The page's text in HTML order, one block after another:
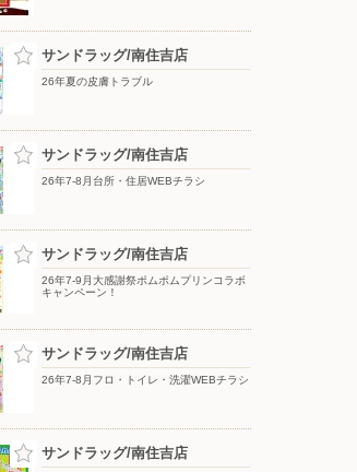
ケーズデンキ/堺遠里小野店
サンドラッグ/南住吉店
26年夏の皮膚トラブル
サンドラッグ/南住吉店
26年7-8月台所・住居WEBチラシ
サンドラッグ/南住吉店
26年7-9月大感謝祭ポムポムプリンコラボ
キャンペーン！
サンドラッグ/南住吉店
26年7-8月フロ・トイレ・洗濯WEBチラシ
サンドラッグ/南住吉店